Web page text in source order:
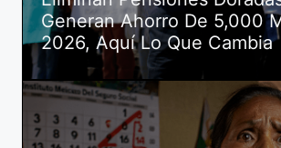
Generan Ahorro De 5,000
2026, Aquí Lo Que Cambia